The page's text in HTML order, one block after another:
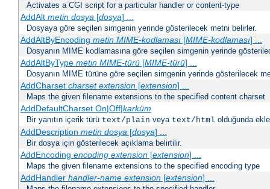
Activates a CGI script for a particular handler or content-type
AddAlt metin dosya[dosya] ...
Dosyaya göre seçilen simgenin yerinde gösterilecek metni belirler.
AddAltByEncoding metin MIME-kodlaması[MIME-kodlaması] ...
Dosyanın MIME kodlamasına göre seçilen simgenin yerinde
AddAltByType metin MIME-türü[MIME-türü] ...
Dosyanın MIME türüne göre seçilen simgenin yerinde gösterilecek
AddCharset charset extension[extension] ...
Maps the given filename extensions to the specified content charset
AddDefaultCharset On|Off|karküm
Bir yanıtın içerik türü text/plain veya text/html olduğunda
AddDescription metin dosya[dosya] ...
Bir dosya için gösterilecek açıklama belirtilir.
AddEncoding encoding extension[extension] ...
Maps the given filename extensions to the specified encoding type
AddHandler handler-name extension[extension] ...